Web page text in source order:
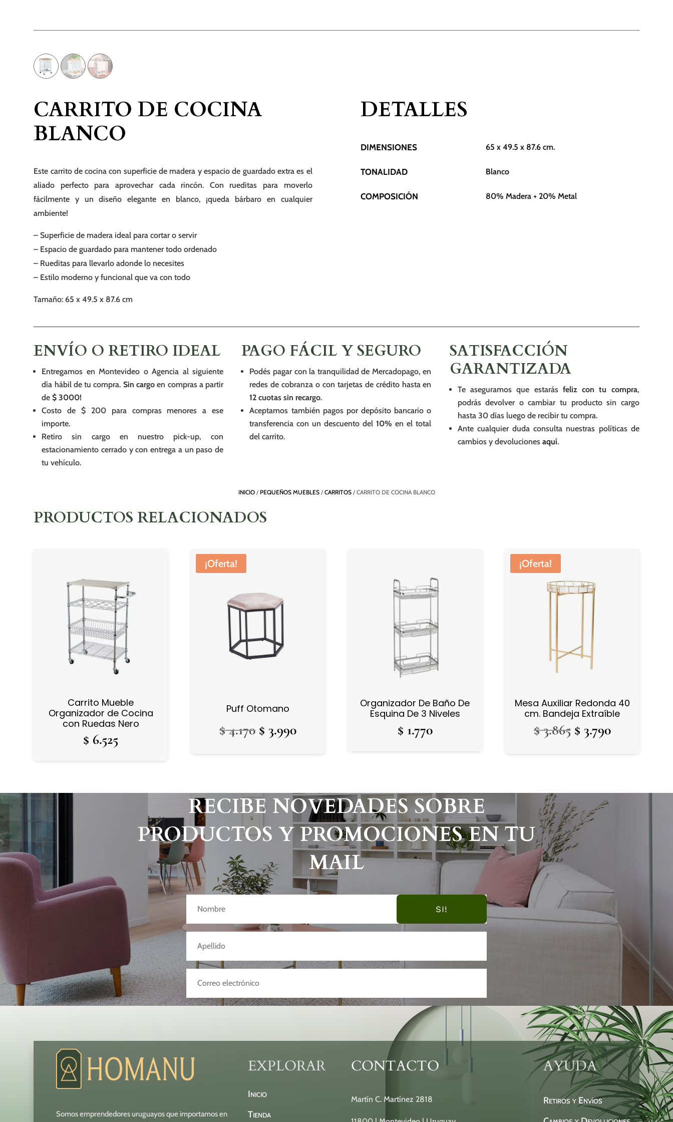
CARRITO DE COCINA
BLANCO
Este carrito de cocina con superficie de madera y espacio de guardado extra es el
aliado perfecto para aprovechar cada rincón. Con rueditas para moverlo
fácilmente y un diseño elegante en blanco, ¡queda bárbaro en cualquier
ambiente!
– Superficie de madera ideal para cortar o servir
– Espacio de guardado para mantener todo ordenado
– Rueditas para llevarlo adonde lo necesites
– Estilo moderno y funcional que va con todo
Tamaño: 65 x 49.5 x 87.6 cm
DETALLES
DIMENSIONES 65 x 49.5 x 87.6 cm.
TONALIDAD Blanco
COMPOSICIÓN 80% Madera + 20% Metal
ENVÍO O RETIRO IDEAL
Entregamos en Montevideo o Agencia al siguiente
día hábil de tu compra. Sin cargo en compras a partir
de $ 3000!
Costo de $ 200 para compras menores a ese
importe.
Retiro sin cargo en nuestro pick-up, con
estacionamiento cerrado y con entrega a un paso de
tu vehículo.
PAGO FÁCIL Y SEGURO
Podés pagar con la tranquilidad de Mercadopago, en
redes de cobranza o con tarjetas de crédito hasta en
12 cuotas sin recargo.
Aceptamos también pagos por depósito bancario o
transferencia con un descuento del10% en el total
del carrito.
SATISFACCIÓN
GARANTIZADA
Te aseguramos que estarás feliz con tu compra,
podrás devolver o cambiar tu producto sin cargo
hasta 30 días luego de recibir tu compra.
Ante cualquier duda consulta nuestras políticas de
cambios y devoluciones aquí.
INICIO/ PEQUEÑOS MUEBLES/ CARRITOS/ CARRITO DE COCINA BLANCO
PRODUCTOS RELACIONADOS
Carrito Mueble
Organizador de Cocina
con Ruedas Nero
$ 6.525
¡Oferta!
Puff Otomano
$4.170 El
precio
$ 3.990El
Organizador De Baño De
Esquina De 3 Niveles
$ 1.770
¡Oferta!
Mesa Auxiliar Redonda 40
cm. Bandeja Extraíble
$3.865 El
precio
$ 3.790El
RECIBE NOVEDADES SOBRE
PRODUCTOS Y PROMOCIONES EN TU
MAIL
SI!
Somos emprendedores uruguayos que importamos en
EXPLORAR
Inicio
Tienda
CONTACTO
Martín C. Martínez 2818
AYUDA
Retiros y Envíos